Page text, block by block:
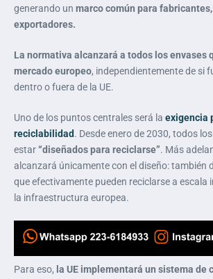
generando un marco común para
exportadores.
La normativa alcanzará a todos los envases
mercado europeo, independientemente de si
dentro o fuera de la UE.
Uno de los puntos centrales será la exigencia
reciclabilidad. Desde enero de 2030, todos
estar“diseñados para reciclarse”. Más
alcanzará únicamente con el diseño: también
que efectivamente pueden reciclarse a escala
la infraestructura europea.
Para eso, la UE implementará un sistema de